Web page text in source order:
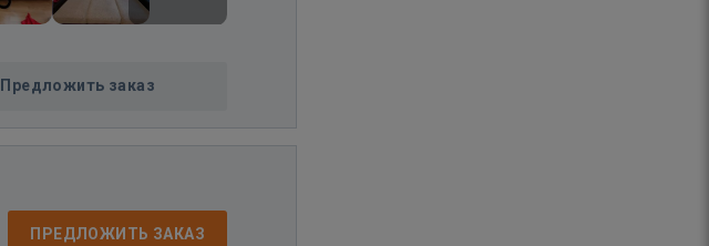
Предложить заказ
ПРЕДЛОЖИТЬ ЗАКАЗ